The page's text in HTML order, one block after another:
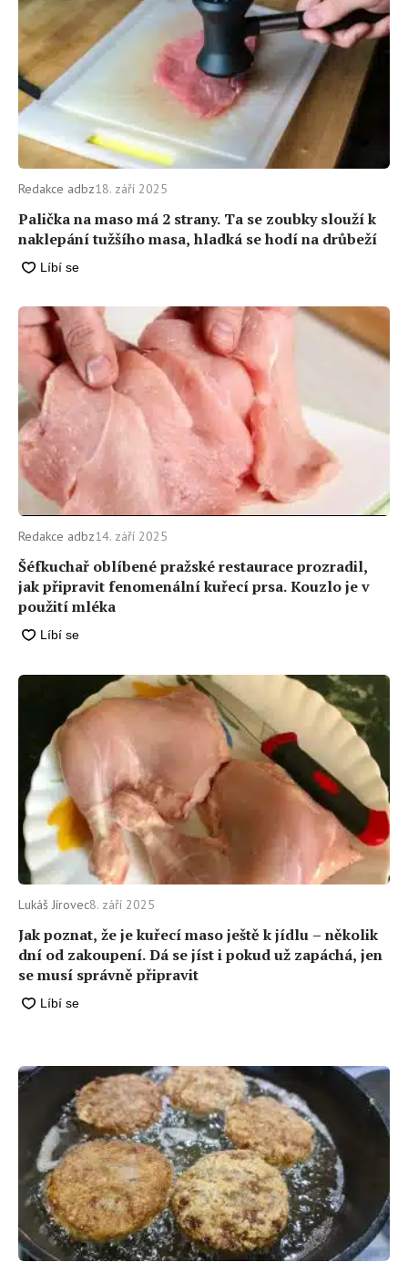
Palička na maso má 2 strany. Ta se zoubky slouží k
naklepání tužšího masa, hladká se hodí na drůbeží
Redakce adbz18. září 2025
Šéfkuchař oblíbené pražské restaurace prozradil,
jak připravit fenomenální kuřecí prsa. Kouzlo je v
použití mléka
Redakce adbz14. září 2025
Jak poznat, že je kuřecí maso ještě k jídlu –⁠ několik
dní od zakoupení. Dá se jíst i pokud už zapáchá, jen
se musí správně připravit
Lukáš Jírovec8. září 2025